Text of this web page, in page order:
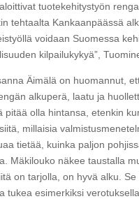
tuotekehitystyön
tehtaalta Kankaanpäässä
voidaan Suomessa
kilpailukykyä”,
Äimälä on huomannut,
alkuperä, laatu ja
pitää olla hintansa, etenkin
millaisia
tietää, kuinka paljon
Mäkilouko näkee taustalla
on tarjolla, on hyvä alku.
tukea esimerkiksi